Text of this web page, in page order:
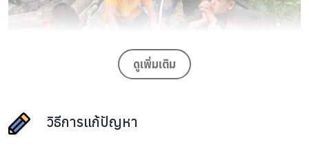
ดูเพิ่มเติม
วิธีการแก้ปัญหา